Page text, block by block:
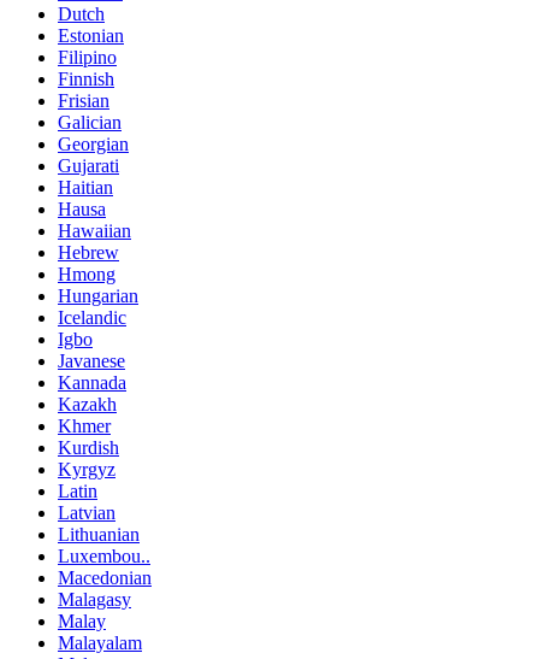
Dutch
Estonian
Filipino
Finnish
Frisian
Galician
Georgian
Gujarati
Haitian
Hausa
Hawaiian
Hebrew
Hmong
Hungarian
Icelandic
Igbo
Javanese
Kannada
Kazakh
Khmer
Kurdish
Kyrgyz
Latin
Latvian
Lithuanian
Luxembou..
Macedonian
Malagasy
Malay
Malayalam